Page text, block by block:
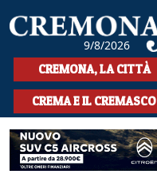
9/8/2026
HOME
CRONACA
SPORT
LA MUSICA
CREMONA, LA CITTÀ
CREMA E IL CREMASCO